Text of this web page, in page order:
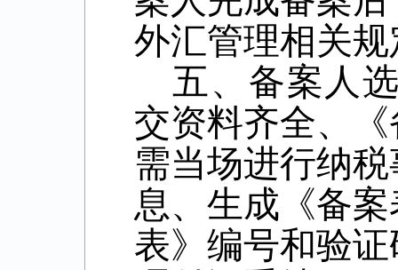
外汇管理相关
五、备案人
交资料齐全、
需当场进行纳
息、生成《备
表》编号和验